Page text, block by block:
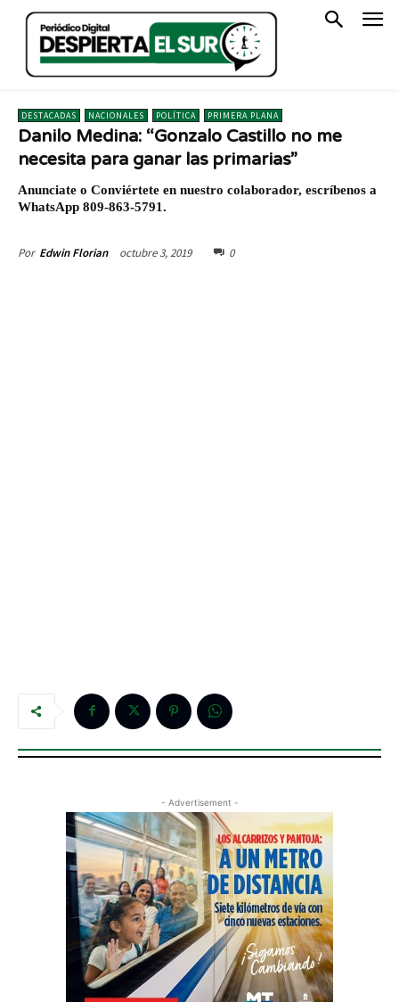
DESTACADAS NACIONALES POLÍTICA PRIMERA PLANA
Danilo Medina: “Gonzalo Castillo no me
necesita para ganar las primarias”
Anunciate o Conviértete en nuestro colaborador, escríbenos a
WhatsApp 809-863-5791.
Por Edwin Florian octubre 3, 2019 0
- Advertisement -